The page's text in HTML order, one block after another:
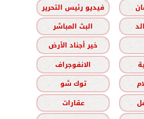
فيديو رئيس التحرير
البث المباشر
خير أجناد الأرض
الانفوجراف
توك شو
عقارات